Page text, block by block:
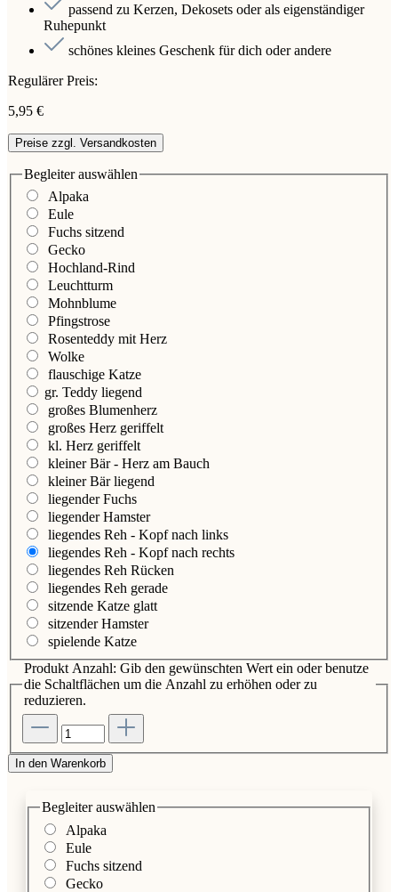
passend zu Kerzen, Dekosets oder als eigenständiger
Ruhepunkt
schönes kleines Geschenk für dich oder andere
Regulärer Preis:
5,95 €
Preise zzgl. Versandkosten
Begleiterauswählen
Alpaka
Eule
Fuchs sitzend
Gecko
Hochland-Rind
Leuchtturm
Mohnblume
Pfingstrose
Rosenteddy mit Herz
Wolke
flauschige Katze
gr. Teddy liegend
großes Blumenherz
großes Herz geriffelt
kl. Herz geriffelt
kleiner Bär - Herz am Bauch
kleiner Bär liegend
liegender Fuchs
liegender Hamster
liegendes Reh - Kopf nach links
liegendes Reh - Kopf nach rechts
liegendes Reh Rücken
liegendes Reh gerade
sitzende Katze glatt
sitzender Hamster
spielende Katze
Produkt Anzahl: Gib den gewünschten Wert ein oder benutze
die Schaltflächen um die Anzahl zu erhöhen oder zu
reduzieren.
In den Warenkorb
Begleiterauswählen
Alpaka
Eule
Fuchs sitzend
Gecko